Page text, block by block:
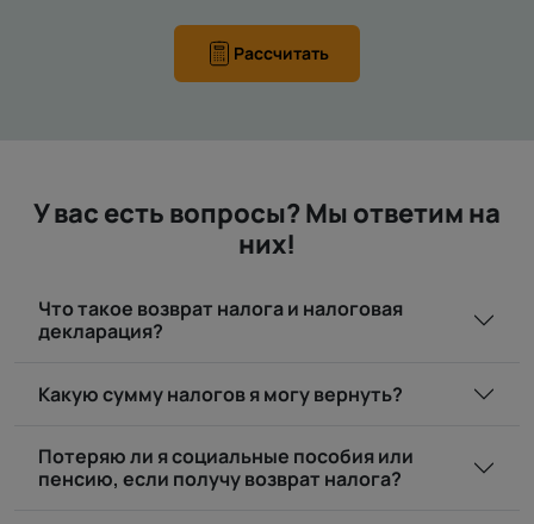
Рассчитать
У вас есть вопросы? Мы ответим на
них!
Что такое возврат налога и налоговая
декларация?
Какую сумму налогов я могу вернуть?
Потеряю ли я социальные пособия или
пенсию, если получу возврат налога?